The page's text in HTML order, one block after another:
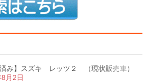
済み】スズキ レッツ２ （現状販売車）
月2日